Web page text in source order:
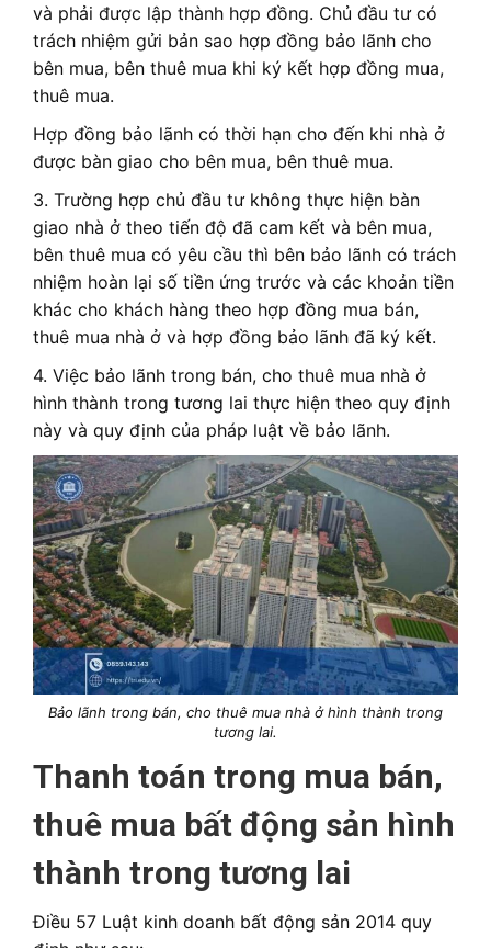
và phải được lập thành hợp đồng. Chủ đầu tư có
trách nhiệm gửi bản sao hợp đồng bảo lãnh cho
bên mua, bên thuê mua khi ký kết hợp đồng mua,
thuê mua.
Hợp đồng bảo lãnh có thời hạn cho đến khi nhà ở
được bàn giao cho bên mua, bên thuê mua.
3. Trường hợp chủ đầu tư không thực hiện bàn
giao nhà ở theo tiến độ đã cam kết và bên mua,
bên thuê mua có yêu cầu thì bên bảo lãnh có trách
nhiệm hoàn lại số tiền ứng trước và các khoản tiền
khác cho khách hàng theo hợp đồng mua bán,
thuê mua nhà ở và hợp đồng bảo lãnh đã ký kết.
4. Việc bảo lãnh trong bán, cho thuê mua nhà ở
hình thành trong tương lai thực hiện theo quy định
này và quy định của pháp luật về bảo lãnh.
Bảo lãnh trong bán, cho thuê mua nhà ở hình thành trong
tương lai.
Thanh toán trong mua bán,
thuê mua bất động sản hình
thành trong tương lai
Điều 57 Luật kinh doanh bất động sản 2014 quy